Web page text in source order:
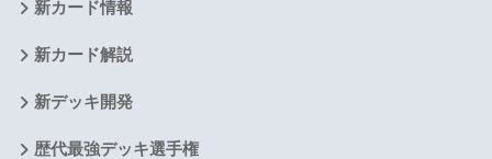
新カード情報
新カード解説
新デッキ開発
歴代最強デッキ選手権